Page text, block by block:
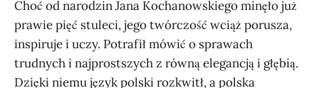
Choć od narodzin Jana Kochanowskiego minęło już
prawie pięć stuleci, jego twórczość wciąż porusza,
inspiruje i uczy. Potrafił mówić o sprawach
trudnych i najprostszych z równą elegancją i głębią.
Dzięki niemu język polski rozkwitł, a polska